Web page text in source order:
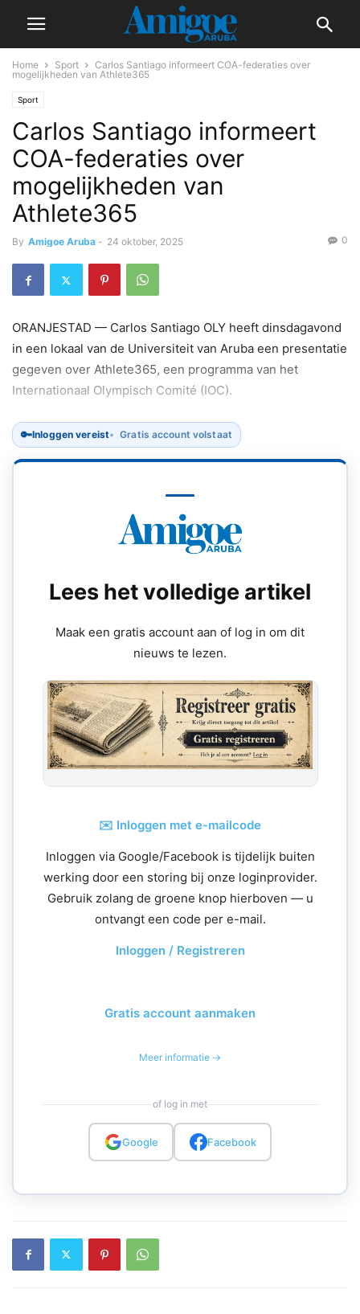
Home Sport
Carlos Santiago informeert COA-federaties over
mogelijkheden van Athlete365
Sport
Carlos Santiago informeert
COA-federaties over
mogelijkheden van
Athlete365
By Amigoe Aruba - 24 oktober, 2025 0
ORANJESTAD — Carlos Santiago OLY heeft dinsdagavond
in een lokaal van de Universiteit van Aruba een presentatie
gegeven over Athlete365, een programma van het
Internationaal Olympisch Comité (IOC).
🔑Inloggen vereist Gratis account volstaat
Lees het volledige artikel
Maak een gratis account aan of log in om dit
nieuws te lezen.
✉️ Inloggen met e-mailcode
Inloggen via Google/Facebook is tijdelijk buiten
werking door een storing bij onze loginprovider.
Gebruik zolang de groene knop hierboven — u
ontvangt een code per e-mail.
Inloggen / Registreren
Gratis account aanmaken
Meer informatie →
of log in met
Google Facebook